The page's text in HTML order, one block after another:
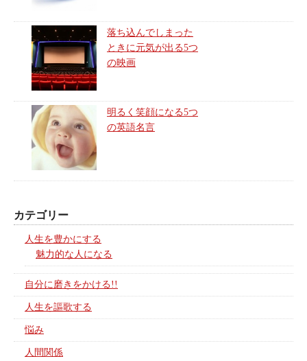
落ち込んでしまった
ときに元気が出る5つ
の映画
明るく笑顔になる5つ
の英語名言
カテゴリー
人生を豊かにする
魅力的な人になる
自分に磨きをかける!!
人生を謳歌する
悩み
人間関係